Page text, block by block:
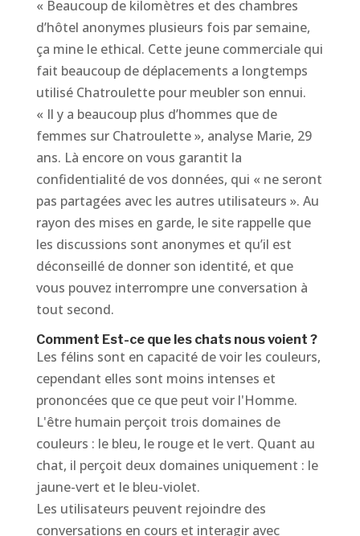
« Beaucoup de kilomètres et des chambres
d’hôtel anonymes plusieurs fois par semaine,
ça mine le ethical. Cette jeune commerciale qui
fait beaucoup de déplacements a longtemps
utilisé Chatroulette pour meubler son ennui.
« Il y a beaucoup plus d’hommes que de
femmes sur Chatroulette », analyse Marie, 29
ans. Là encore on vous garantit la
confidentialité de vos données, qui « ne seront
pas partagées avec les autres utilisateurs ». Au
rayon des mises en garde, le site rappelle que
les discussions sont anonymes et qu’il est
déconseillé de donner son identité, et que
vous pouvez interrompre une conversation à
tout second.
Comment Est-ce que les chats nous voient ?
Les félins sont en capacité de voir les couleurs,
cependant elles sont moins intenses et
prononcées que ce que peut voir l'Homme.
L'être humain perçoit trois domaines de
couleurs : le bleu, le rouge et le vert. Quant au
chat, il perçoit deux domaines uniquement : le
jaune-vert et le bleu-violet.
Les utilisateurs peuvent rejoindre des
conversations en cours et interagir avec